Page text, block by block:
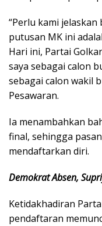
“Perlu kami
putusan MK ini
Hari ini, Partai
saya sebagai calon
sebagai calon wakil
Pesawaran.
Ia menambahkan
final, sehingga
mendaftarkan diri.
Demokrat Absen,
Ketidakhadiran
pendaftaran